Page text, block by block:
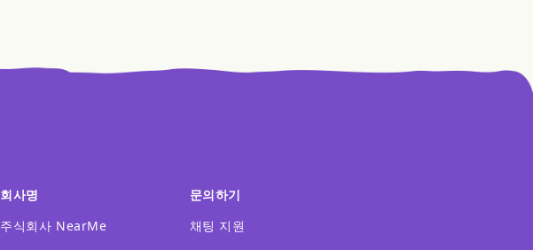
회사명
주식회사 NearMe
문의하기
채팅 지원